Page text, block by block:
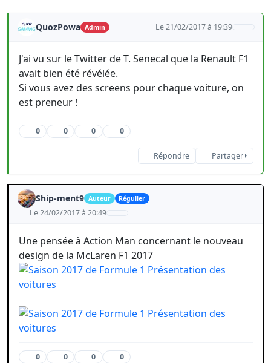
QuozPowa Admin Le 21/02/2017 à 19:39
J'ai vu sur le Twitter de T. Senecal que la Renault F1
avait bien été révélée.
Si vous avez des screens pour chaque voiture, on
est preneur !
0 0 0 0
Répondre Partager
Ship-ment9 Auteur Régulier
Le 24/02/2017 à 20:49
Une pensée à Action Man concernant le nouveau
design de la McLaren F1 2017
0 0 0 0